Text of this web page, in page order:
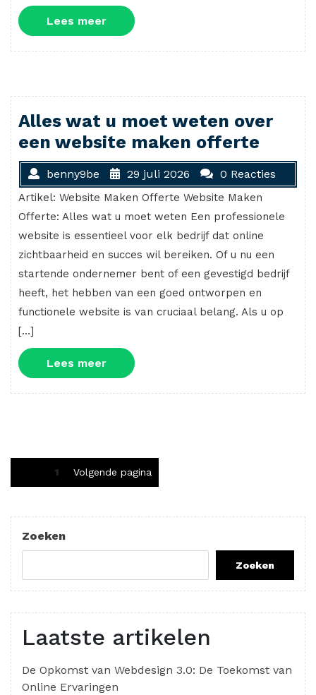
Lees meerLees
meer
Alles wat u moet weten over
een website maken offerte
benny9be 29 juli 2026 0 Reacties
Artikel: Website Maken Offerte Website Maken
Offerte: Alles wat u moet weten Een professionele
website is essentieel voor elk bedrijf dat online
zichtbaarheid en succes wil bereiken. Of u nu een
startende ondernemer bent of een gevestigd bedrijf
heeft, het hebben van een goed ontworpen en
functionele website is van cruciaal belang. Als u op
[…]
Lees meerLees
meer
Berichten
1 Volgende pagina
Zoeken
Zoeken
Laatste artikelen
De Opkomst van Webdesign 3.0: De Toekomst van
Online Ervaringen